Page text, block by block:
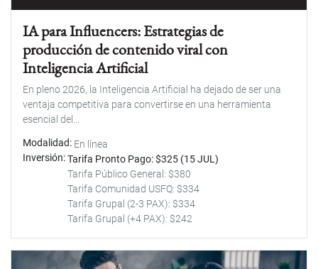
IA para Influencers: Estrategias de
producción de contenido viral con
Inteligencia Artificial
En pleno 2026, la Inteligencia Artificial ha dejado de ser una
ventaja competitiva para convertirse en una herramienta
esencial del...
Modalidad En línea
Inversión Tarifa Pronto Pago: $325 (15 JUL)
Tarifa Público General: $380
Tarifa Comunidad USFQ: $334
Tarifa Grupal (2-3 PAX): $334
Tarifa Grupal (+4 PAX): $242